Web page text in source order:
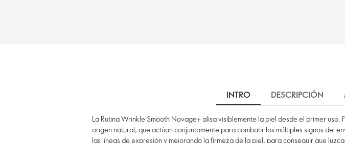
INTRO DESCRIPCIÓN
La Rutina Wrinkle Smooth Novage+ alisa visiblemente la piel desde el primer
origen natural, que actúan conjuntamente para combatir los múltiples signos del
las líneas de expresión y mejorando la firmeza de la piel, para conseguir que